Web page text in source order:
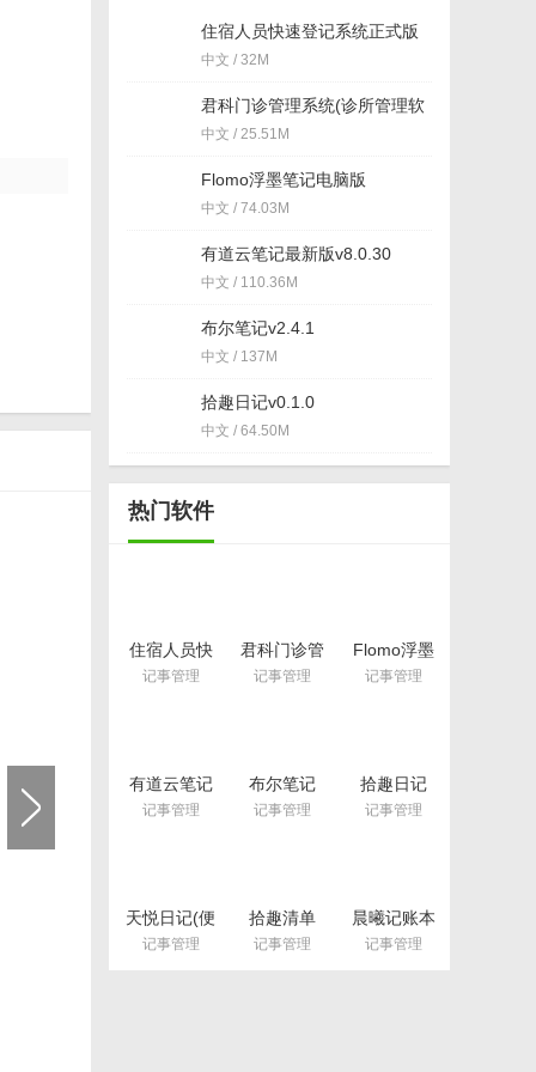
住宿人员快速登记系统正式版
(旅店管理软件) v2.2 简体中文
版
中文 / 32M
君科门诊管理系统(诊所管理软
件) v4.8 最新版
中文 / 25.51M
Flomo浮墨笔记电脑版
v5.24.81.0
中文 / 74.03M
有道云笔记最新版v8.0.30
中文 / 110.36M
布尔笔记v2.4.1
中文 / 137M
拾趣日记v0.1.0
中文 / 64.50M
热门软件
住宿人员快
速登记系统
正式版(旅店
记事管理
君科门诊管
理系统(诊所
管理软件)
记事管理
Flomo浮墨
笔记电脑版
v5.24.81.0
记事管理
有道云笔记
最新版
v8.0.30
记事管理
布尔笔记
v2.4.1
记事管理
拾趣日记
v0.1.0
记事管理
天悦日记(便
签/笔记/备
忘录)v1.6.4
记事管理
拾趣清单
v1.2.0
记事管理
晨曦记账本
免注册版(添
加无限个账
记事管理